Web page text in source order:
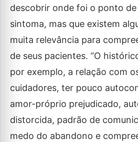
descobrir onde foi o ponto
sintoma, mas que existem
muita relevância para
de seus pacientes. “O
por exemplo, a relação com
cuidadores, ter pouco
amor-próprio prejudicado,
distorcida, padrão de
medo do abandono e